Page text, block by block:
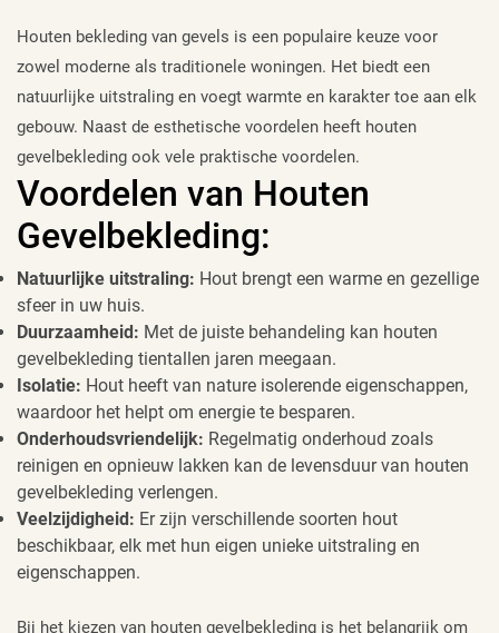
Houten bekleding van gevels is een populaire keuze voor
zowel moderne als traditionele woningen. Het biedt een
natuurlijke uitstraling en voegt warmte en karakter toe aan elk
gebouw. Naast de esthetische voordelen heeft houten
gevelbekleding ook vele praktische voordelen.
Voordelen van Houten
Gevelbekleding:
Natuurlijke uitstraling: Hout brengt een warme en gezellige
sfeer in uw huis.
Duurzaamheid: Met de juiste behandeling kan houten
gevelbekleding tientallen jaren meegaan.
Isolatie: Hout heeft van nature isolerende eigenschappen,
waardoor het helpt om energie te besparen.
Onderhoudsvriendelijk: Regelmatig onderhoud zoals
reinigen en opnieuw lakken kan de levensduur van houten
gevelbekleding verlengen.
Veelzijdigheid: Er zijn verschillende soorten hout
beschikbaar, elk met hun eigen unieke uitstraling en
eigenschappen.
Bij het kiezen van houten gevelbekleding is het belangrijk om